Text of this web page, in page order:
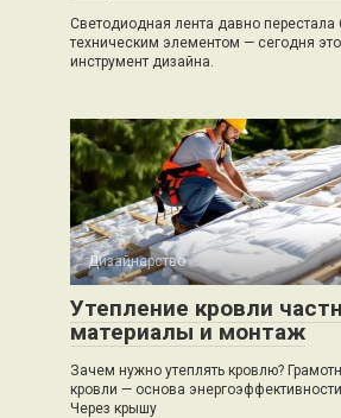
Светодиодная лента давно перестала
техническим элементом — сегодня
инструмент дизайна.
Дизайнерство
Утепление кровли
материалы и монтаж
Зачем нужно утеплять кровлю?
кровли — основа
Через крышу